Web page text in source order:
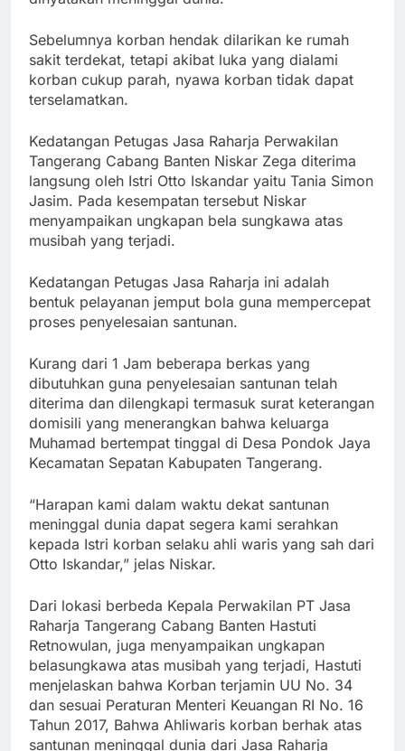
Sebelumnya korban hendak dilarikan ke rumah
sakit terdekat, tetapi akibat luka yang dialami
korban cukup parah, nyawa korban tidak dapat
terselamatkan.
Kedatangan Petugas Jasa Raharja Perwakilan
Tangerang Cabang Banten Niskar Zega diterima
langsung oleh Istri Otto Iskandar yaitu Tania Simon
Jasim. Pada kesempatan tersebut Niskar
menyampaikan ungkapan bela sungkawa atas
musibah yang terjadi.
Kedatangan Petugas Jasa Raharja ini adalah
bentuk pelayanan jemput bola guna mempercepat
proses penyelesaian santunan.
Kurang dari 1 Jam beberapa berkas yang
dibutuhkan guna penyelesaian santunan telah
diterima dan dilengkapi termasuk surat keterangan
domisili yang menerangkan bahwa keluarga
Muhamad bertempat tinggal di Desa Pondok Jaya
Kecamatan Sepatan Kabupaten Tangerang.
“Harapan kami dalam waktu dekat santunan
meninggal dunia dapat segera kami serahkan
kepada Istri korban selaku ahli waris yang sah dari
Otto Iskandar,” jelas Niskar.
Dari lokasi berbeda Kepala Perwakilan PT Jasa
Raharja Tangerang Cabang Banten Hastuti
Retnowulan, juga menyampaikan ungkapan
belasungkawa atas musibah yang terjadi, Hastuti
menjelaskan bahwa Korban terjamin UU No. 34
dan sesuai Peraturan Menteri Keuangan RI No. 16
Tahun 2017, Bahwa Ahliwaris korban berhak atas
santunan meninggal dunia dari Jasa Raharja